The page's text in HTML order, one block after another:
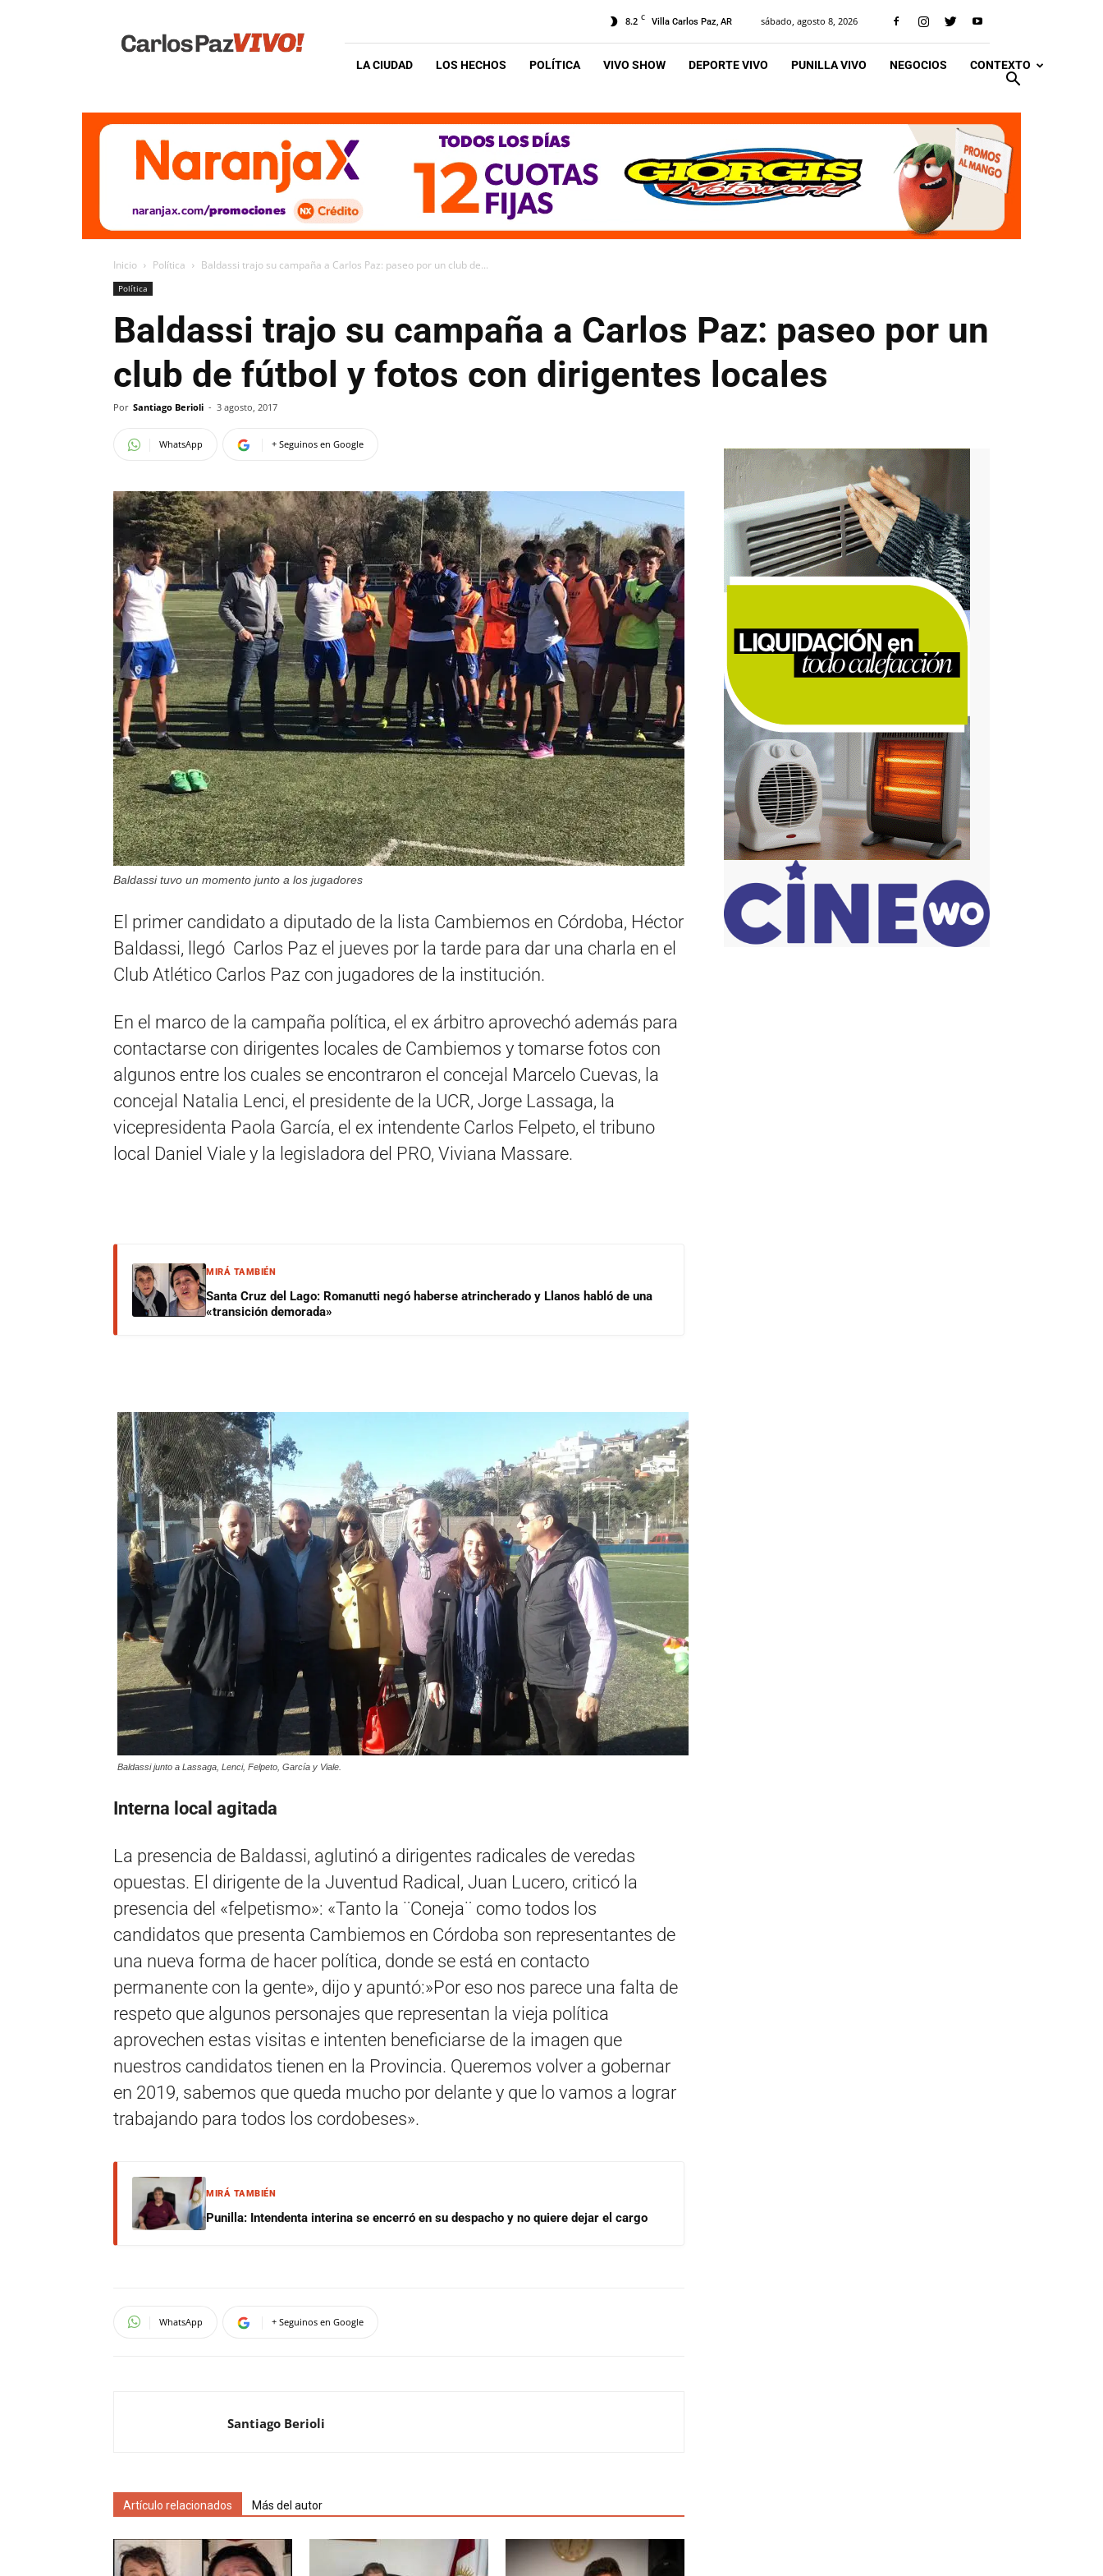
Vivo
8.2 C Villa Carlos Paz, AR sábado, agosto 8, 2026
LA CIUDAD LOS HECHOS POLÍTICA VIVO SHOW DEPORTE VIVO PUNILLA VIVO NEGOCIOS CONTEXTO
Inicio Política Baldassi trajo su campaña a Carlos Paz: paseo por un club de...
Política
Baldassi trajo su campaña a Carlos Paz: paseo por un
club de fútbol y fotos con dirigentes locales
Por Santiago Berioli - 3 agosto, 2017
WhatsApp + Seguinos en Google
Baldassi tuvo un momento junto a los jugadores
El primer candidato a diputado de la lista Cambiemos en Córdoba, Héctor
Baldassi, llegó Carlos Paz el jueves por la tarde para dar una charla en el
Club Atlético Carlos Paz con jugadores de la institución.
En el marco de la campaña política, el ex árbitro aprovechó además para
contactarse con dirigentes locales de Cambiemos y tomarse fotos con
algunos entre los cuales se encontraron el concejal Marcelo Cuevas, la
concejal Natalia Lenci, el presidente de la UCR, Jorge Lassaga, la
vicepresidenta Paola García, el ex intendente Carlos Felpeto, el tribuno
local Daniel Viale y la legisladora del PRO, Viviana Massare.
MIRÁ TAMBIÉN
Santa Cruz del Lago: Romanutti negó haberse atrincherado y Llanos habló de una
«transición demorada»
Baldassi junto a Lassaga, Lenci, Felpeto, García y Viale.
Interna local agitada
La presencia de Baldassi, aglutinó a dirigentes radicales de veredas
opuestas. El dirigente de la Juventud Radical, Juan Lucero, criticó la
presencia del «felpetismo»: «Tanto la ¨Coneja¨ como todos los
candidatos que presenta Cambiemos en Córdoba son representantes de
una nueva forma de hacer política, donde se está en contacto
permanente con la gente», dijo y apuntó:»Por eso nos parece una falta de
respeto que algunos personajes que representan la vieja política
aprovechen estas visitas e intenten beneficiarse de la imagen que
nuestros candidatos tienen en la Provincia. Queremos volver a gobernar
en 2019, sabemos que queda mucho por delante y que lo vamos a lograr
trabajando para todos los cordobeses».
MIRÁ TAMBIÉN
Punilla: Intendenta interina se encerró en su despacho y no quiere dejar el cargo
WhatsApp + Seguinos en Google
Santiago Berioli
Artículo relacionados Más del autor